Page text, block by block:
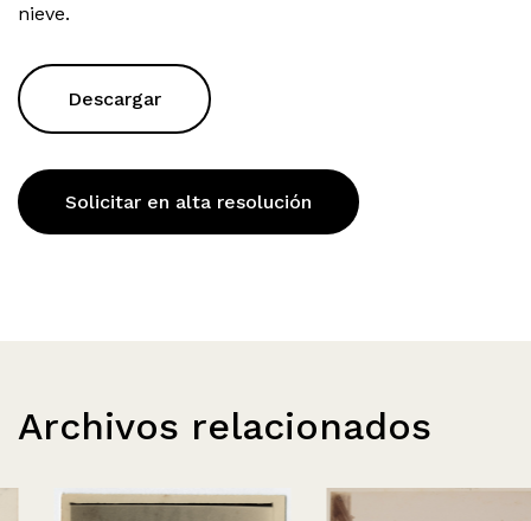
nieve.
Descargar
Solicitar en alta resolución
Archivos relacionados